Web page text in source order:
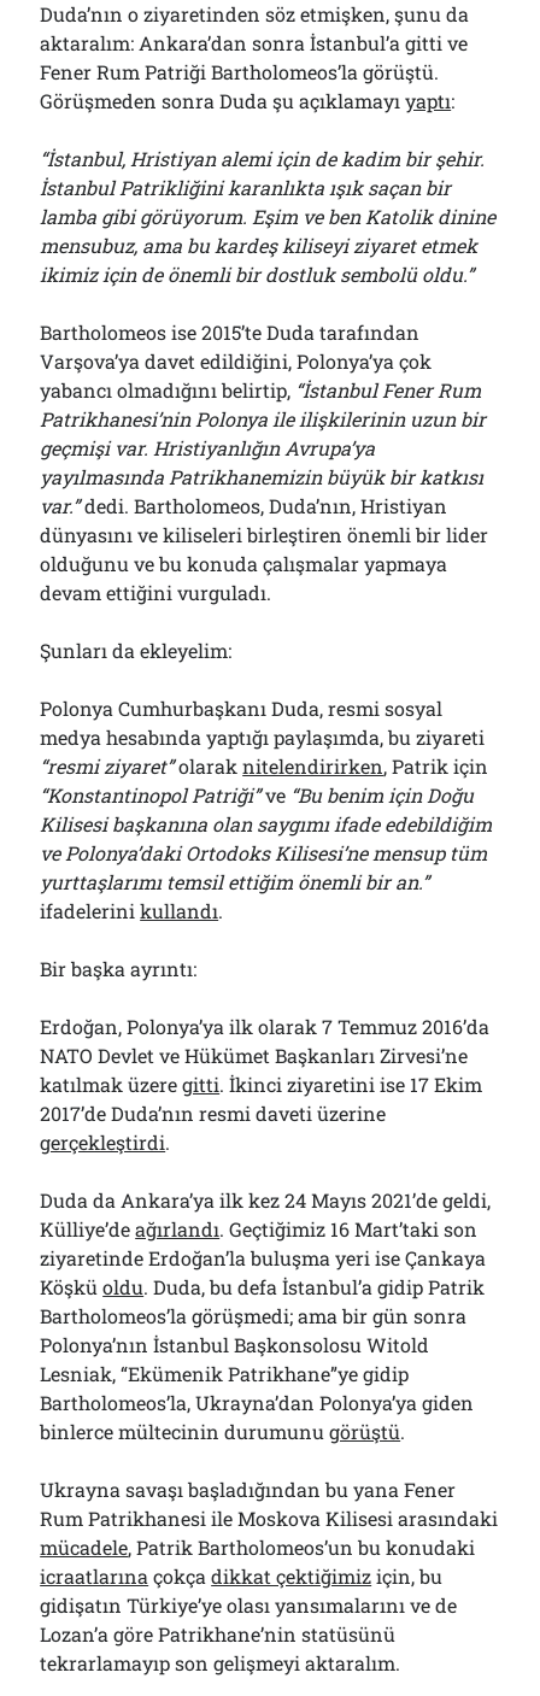
Duda’nın o ziyaretinden söz etmişken, şunu da
aktaralım: Ankara’dan sonra İstanbul’a gitti ve
Fener Rum Patriği Bartholomeos’la görüştü.
Görüşmeden sonra Duda şu açıklamayıyaptı:
“İstanbul, Hristiyan alemi için de kadim bir şehir.
İstanbul Patrikliğini karanlıkta ışık saçan bir
lamba gibi görüyorum. Eşim ve ben Katolik dinine
mensubuz, ama bu kardeş kiliseyi ziyaret etmek
ikimiz için de önemli bir dostluk sembolü oldu.”
Bartholomeos ise 2015’te Duda tarafından
Varşova’ya davet edildiğini, Polonya’ya çok
yabancı olmadığını belirtip, “İstanbul Fener Rum
Patrikhanesi’nin Polonya ile ilişkilerinin uzun bir
geçmişi var. Hristiyanlığın Avrupa’ya
yayılmasında Patrikhanemizin büyük bir katkısı
var.”dedi. Bartholomeos, Duda’nın, Hristiyan
dünyasını ve kiliseleri birleştiren önemli bir lider
olduğunu ve bu konuda çalışmalar yapmaya
devam ettiğini vurguladı.
Şunları da ekleyelim:
Polonya Cumhurbaşkanı Duda, resmi sosyal
medya hesabında yaptığı paylaşımda, bu ziyareti
“resmi ziyaret”olaraknitelendirirken, Patrik için
“Konstantinopol Patriği”ve “Bu benim için Doğu
Kilisesi başkanına olan saygımı ifade edebildiğim
ve Polonya’daki Ortodoks Kilisesi’ne mensup tüm
yurttaşlarımı temsil ettiğim önemli bir an.”
ifadelerinikullandı.
Bir başka ayrıntı:
Erdoğan, Polonya’ya ilk olarak 7 Temmuz 2016’da
NATO Devlet ve Hükümet Başkanları Zirvesi’ne
katılmak üzeregitti. İkinci ziyaretini ise 17 Ekim
2017’de Duda’nın resmi daveti üzerine
gerçekleştirdi.
Duda da Ankara’ya ilk kez 24 Mayıs 2021’de geldi,
Külliye’deağırlandı. Geçtiğimiz 16 Mart’taki son
ziyaretinde Erdoğan’la buluşma yeri ise Çankaya
Köşküoldu. Duda, bu defa İstanbul’a gidip Patrik
Bartholomeos’la görüşmedi; ama bir gün sonra
Polonya’nın İstanbul Başkonsolosu Witold
Lesniak, “Ekümenik Patrikhane”ye gidip
Bartholomeos’la, Ukrayna’dan Polonya’ya giden
binlerce mültecinin durumunugörüştü.
Ukrayna savaşı başladığından bu yana Fener
Rum Patrikhanesi ile Moskova Kilisesi arasındaki
mücadele, Patrik Bartholomeos’un bu konudaki
icraatlarına çokçadikkat çektiğimiziçin, bu
gidişatın Türkiye’ye olası yansımalarını ve de
Lozan’a göre Patrikhane’nin statüsünü
tekrarlamayıp son gelişmeyi aktaralım.